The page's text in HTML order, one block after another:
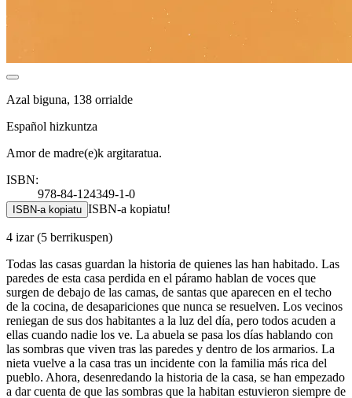
Azal biguna, 138 orrialde
Español hizkuntza
Amor de madre(e)k argitaratua.
ISBN:
978-84-124349-1-0
ISBN-a kopiatu ISBN-a kopiatu!
4 izar(5 berrikuspen)
Todas las casas guardan la historia de quienes las han habitado. Las
paredes de esta casa perdida en el páramo hablan de voces que
surgen de debajo de las camas, de santas que aparecen en el techo
de la cocina, de desapariciones que nunca se resuelven. Los vecinos
reniegan de sus dos habitantes a la luz del día, pero todos acuden a
ellas cuando nadie los ve. La abuela se pasa los días hablando con
las sombras que viven tras las paredes y dentro de los armarios. La
nieta vuelve a la casa tras un incidente con la familia más rica del
pueblo. Ahora, desenredando la historia de la casa, se han empezado
a dar cuenta de que las sombras que la habitan estuvieron siempre de